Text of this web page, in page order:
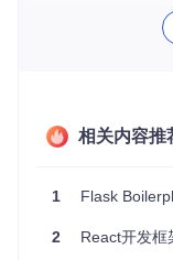
Flask React
于：
相关内容推
1 Flask
2 React开发框架